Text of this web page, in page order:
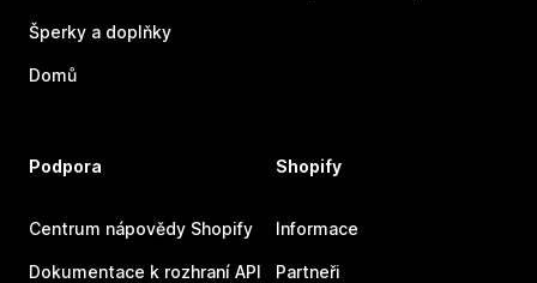
Šperky a doplňky
Domů
Podpora
Centrum nápovědy Shopify
Dokumentace k rozhraní API
Shopify
Informace
Partneři